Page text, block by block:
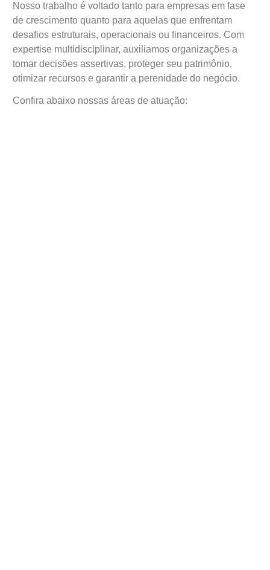
Nosso trabalho é voltado tanto para empresas em fase
de crescimento quanto para aquelas que enfrentam
desafios estruturais, operacionais ou financeiros. Com
expertise multidisciplinar, auxiliamos organizações a
tomar decisões assertivas, proteger seu patrimônio,
otimizar recursos e garantir a perenidade do negócio.
Confira abaixo nossas áreas de atuação: